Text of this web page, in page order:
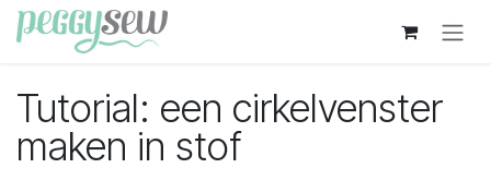
Overslaan naar inhoud
Tutorial: een cirkelvenster
maken in stof